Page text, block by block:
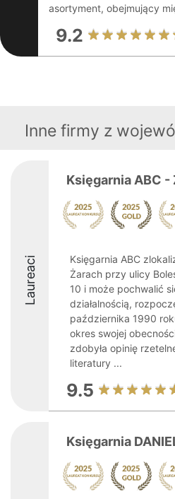
asortyment, obejmujący
9.2
Inne firmy z
Laureaci
Księgarnia ABC -
Księgarnia ABC
Żarach przy ulicy
10 i może pochwalić
działalnością,
października 1990
okres swojej
zdobyła opinię
literatury ...
9.5
Księgarnia